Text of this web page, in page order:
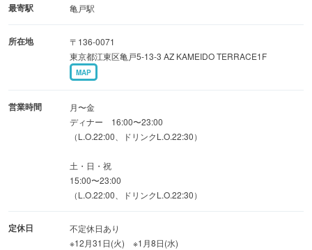
喫煙所完備♪愛煙家の皆様、大穴でのお時間を存分にお楽
しみください。
ＴＶを６台設置しておりますので、スポーツ観戦も◎
※当店はインボイス制度『適格請求書発行事業者』です。
（登録番号:Ｔ9180001008132）
最寄駅 亀戸駅
所在地
〒136-0071
東京都江東区亀戸5-13-3 AZ KAMEIDO TERRACE1F
MAP
営業時間
月〜金
ディナー 16:00〜23:00
（L.O.22:00、ドリンクL.O.22:30）
土・日・祝
15:00〜23:00
（L.O.22:00、ドリンクL.O.22:30）
定休日
不定休日あり
※12月31日(火) ※1月8日(水)